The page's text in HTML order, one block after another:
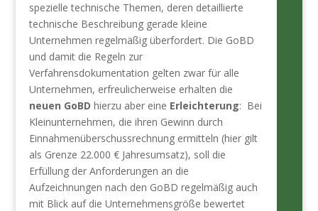
spezielle technische Themen, deren detaillierte
technische Beschreibung gerade kleine
Unternehmen regelmäßig überfordert. Die GoBD
und damit die Regeln zur
Verfahrensdokumentation gelten zwar für alle
Unternehmen, erfreulicherweise erhalten die
neuen GoBD hierzu aber eine Erleichterung: Bei
Kleinunternehmen, die ihren Gewinn durch
Einnahmenüberschussrechnung ermitteln (hier gilt
als Grenze 22.000 € Jahresumsatz), soll die
Erfüllung der Anforderungen an die
Aufzeichnungen nach den GoBD regelmäßig auch
mit Blick auf die Unternehmensgröße bewertet